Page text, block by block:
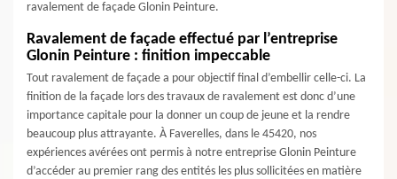
ravalement de façade Glonin Peinture.
Ravalement de façade effectué par l’entreprise
Glonin Peinture : finition impeccable
Tout ravalement de façade a pour objectif final d’embellir celle-ci. La
finition de la façade lors des travaux de ravalement est donc d’une
importance capitale pour la donner un coup de jeune et la rendre
beaucoup plus attrayante. À Faverelles, dans le 45420, nos
expériences avérées ont permis à notre entreprise Glonin Peinture
d’accéder au premier rang des entités les plus sollicitées en matière